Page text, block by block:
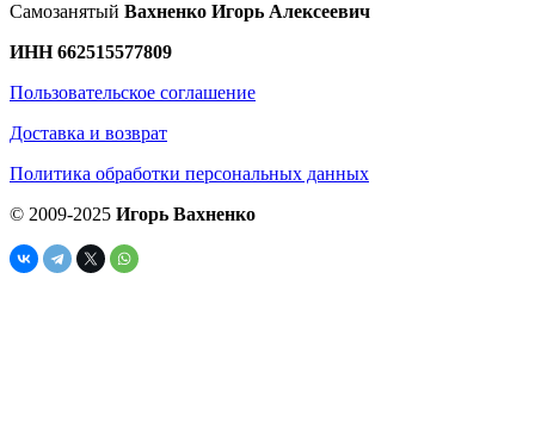
Самозанятый Вахненко Игорь Алексеевич
ИНН 662515577809
Пользовательское соглашение
Доставка и возврат
Политика обработки персональных данных
© 2009-2025 Игорь Вахненко